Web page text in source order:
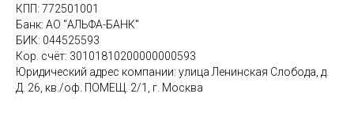
КПП: 772501001
Банк: АО "АЛЬФА-БАНК"
БИК: 044525593
Кор. счёт: 30101810200000000593
Юридический адрес компании: улица Ленинская Слобода, д.
Д. 26, кв./оф. ПОМЕЩ. 2/1, г. Москва